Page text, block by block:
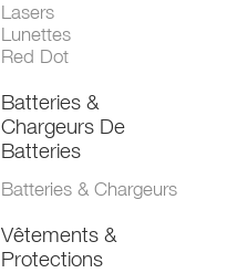
Lasers
Lunettes
Red Dot
Batteries &
Chargeurs De
Batteries
Batteries & Chargeurs
Vêtements &
Protections